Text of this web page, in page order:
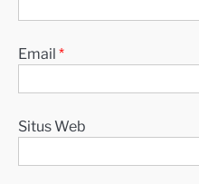
Email *
Situs Web